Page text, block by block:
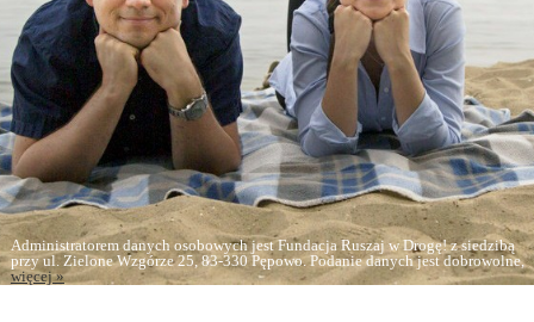
Administratorem danych osobowych jest Fundacja Ruszaj w Drogę! z siedzibą
przy ul. Zielone Wzgórze 25, 83-330 Pępowo. Podanie danych jest dobrowolne,
więcej »